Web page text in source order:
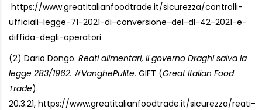
https://www.greatitalianfoodtrade.it/sicurezza/controlli-
ufficiali-legge-71-2021-di-conversione-del-dl-42-2021-e-
diffida-degli-operatori
(2) Dario Dongo. Reati alimentari, il governo Draghi salva la
legge 283/1962. #VanghePulite. GIFT (Great Italian Food
Trade).
20.3.21, https://www.greatitalianfoodtrade.it/sicurezza/reati-